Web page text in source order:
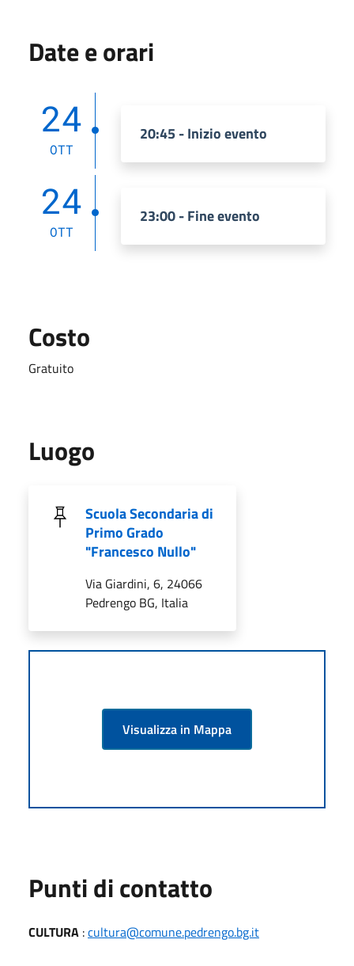
Date e orari
24
OTT
20:45 - Inizio evento
24
OTT
23:00 - Fine evento
Costo
Gratuito
Luogo
Scuola Secondaria di
Primo Grado
"Francesco Nullo"
Via Giardini, 6, 24066
Pedrengo BG, Italia
Visualizza in Mappa
Punti di contatto
CULTURA :cultura@comune.pedrengo.bg.it